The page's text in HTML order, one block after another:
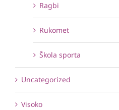
Ragbi
Rukomet
Škola sporta
Uncategorized
Visoko